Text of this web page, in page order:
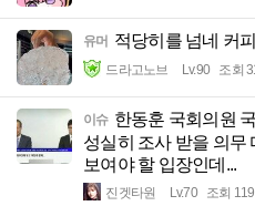
유머 적당히를 넘네 커
드라고노브 Lv.90 조회
이슈 한동훈 국회의원
성실히 조사 받을 의무
보여야 할 입장인데...
진겟타원 Lv.70 조회